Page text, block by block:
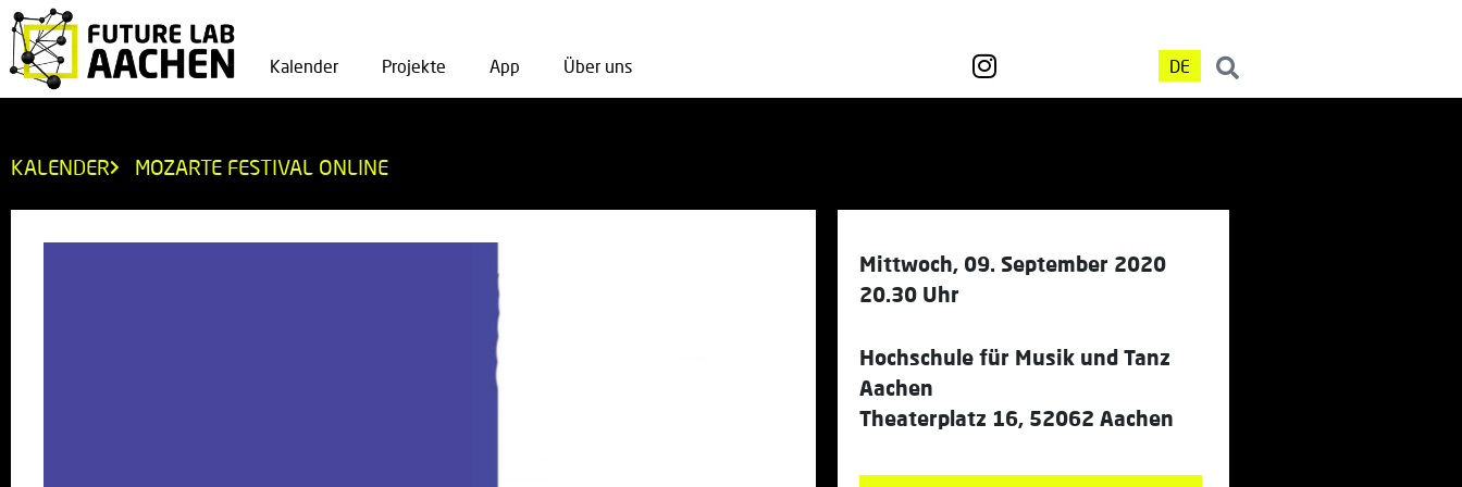
Kalender Projekte App Über uns DE
KALENDER MOZARTE FESTIVAL ONLINE
Mittwoch, 09. September 2020
20.30 Uhr
Hochschule für Musik und Tanz
Aachen
Theaterplatz 16, 52062 Aachen